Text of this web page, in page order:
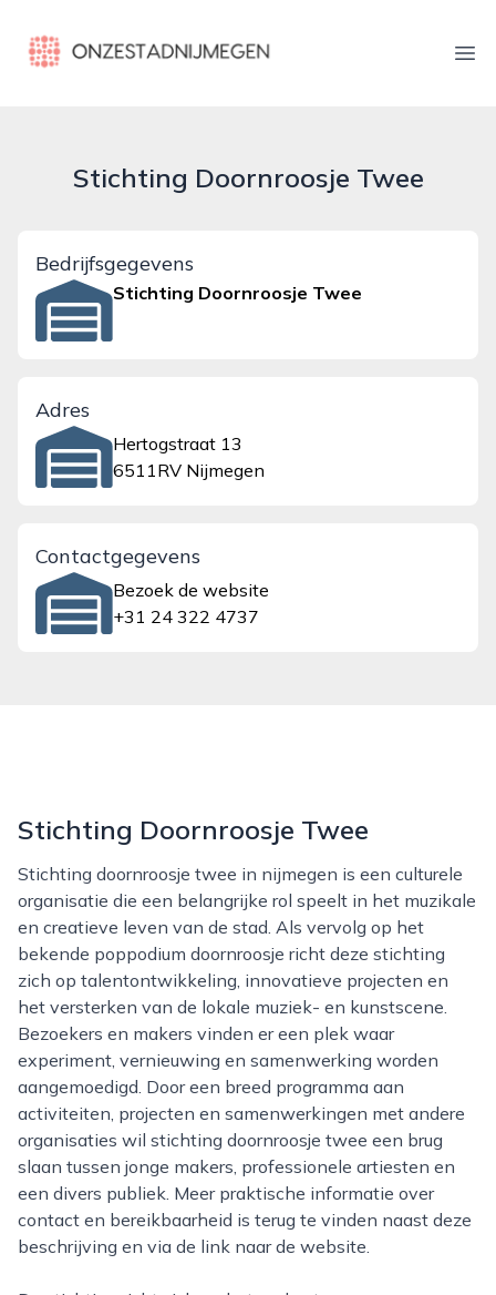
onzestadnijmegen.nl
Stichting Doornroosje Twee
Bedrijfsgegevens
Stichting Doornroosje Twee
Adres
Hertogstraat 13
6511RV Nijmegen
Contactgegevens
Bezoek de website
+31 24 322 4737
Stichting Doornroosje Twee
Stichting doornroosje twee in nijmegen is een culturele
organisatie die een belangrijke rol speelt in het muzikale
en creatieve leven van de stad. Als vervolg op het
bekende poppodium doornroosje richt deze stichting
zich op talentontwikkeling, innovatieve projecten en
het versterken van de lokale muziek- en kunstscene.
Bezoekers en makers vinden er een plek waar
experiment, vernieuwing en samenwerking worden
aangemoedigd. Door een breed programma aan
activiteiten, projecten en samenwerkingen met andere
organisaties wil stichting doornroosje twee een brug
slaan tussen jonge makers, professionele artiesten en
een divers publiek. Meer praktische informatie over
contact en bereikbaarheid is terug te vinden naast deze
beschrijving en via de link naar de website.